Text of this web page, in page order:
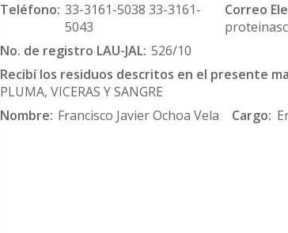
Teléfono: 33-3161-5038 33-3161-
5043
Correo
No. de registro LAU-JAL: 526/10
Recibí los residuos descritos en el presente
PLUMA, VICERAS Y SANGRE
Nombre: Francisco Javier Ochoa Vela Cargo: